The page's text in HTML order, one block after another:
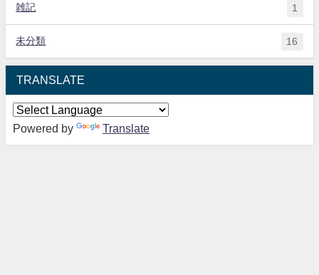
雑記 1
未分類 16
TRANSLATE
Powered by Translate